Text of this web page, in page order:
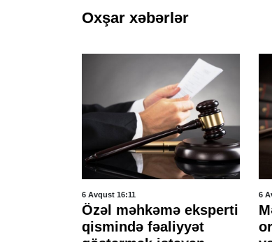
Oxşar xəbərlər
6 Avqust 16:11
Özəl məhkəmə eksperti
qismində fəaliyyət
6